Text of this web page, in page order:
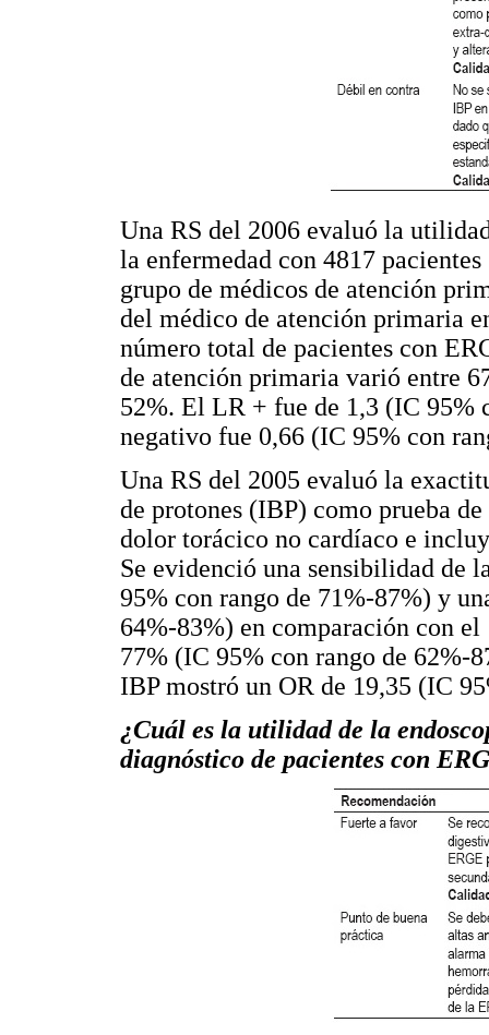
Una RS del 2006 evaluó la
la enfermedad con 4817
grupo de médicos de atención
del médico de atención primaria
número total de pacientes con
de atención primaria varió entre
52%. El LR + fue de 1,3 (IC 95%
negativo fue 0,66 (IC 95% con
Una RS del 2005 evaluó la
de protones (IBP) como prueba
dolor torácico no cardíaco e
Se evidenció una sensibilidad de
95% con rango de 71%-87%) y
64%-83%) en comparación con
77% (IC 95% con rango de 62%-
IBP mostró un OR de 19,35 (IC
¿Cuál es la utilidad de la
diagnóstico de pacientes con